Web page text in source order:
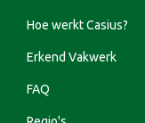
Hoe werkt Casius?
Erkend Vakwerk
FAQ